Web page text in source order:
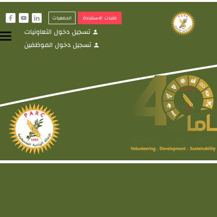
طلبات الاستفادة الجمعيات i
y
f
person تسجيل دخول التعاونيات
person تسجيل دخول الموظفين